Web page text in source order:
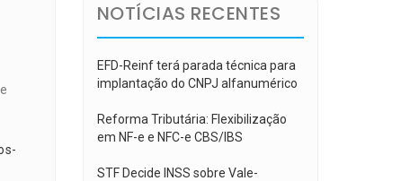
NOTÍCIAS RECENTES
EFD-Reinf terá parada técnica para
implantação do CNPJ alfanumérico
Reforma Tributária: Flexibilização
em NF-e e NFC-e CBS/IBS
STF Decide INSS sobre Vale-